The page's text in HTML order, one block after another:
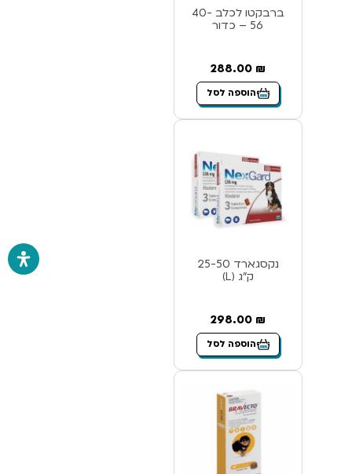
ברבקטו לכלב 40-
56 – כדור
288.00 ₪
הוספה לסל
נקסגארד 25-50
ק”ג (L)
298.00 ₪
הוספה לסל